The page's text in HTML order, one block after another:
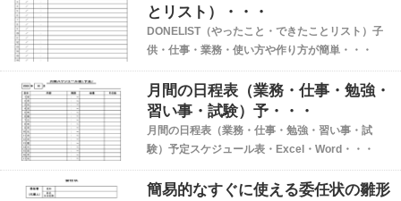
とリスト）・・・
DONELIST（やったこと・できたことリスト）子
供・仕事・業務・使い方や作り方が簡単・・・
月間の日程表（業務・仕事・勉強・
習い事・試験）予・・・
月間の日程表（業務・仕事・勉強・習い事・試
験）予定スケジュール表・Excel・Word・・・
簡易的なすぐに使える委任状の雛形